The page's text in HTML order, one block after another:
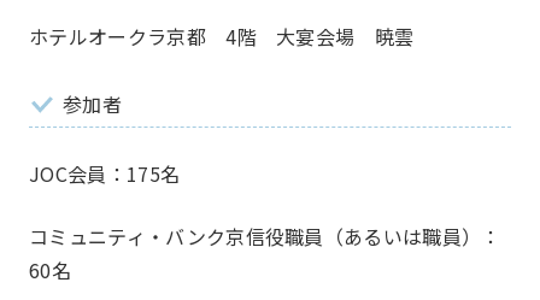
ホーム
ホテルオークラ京都 4階 大宴会場 暁雲
参加者
JOC会員：175名
コミュニティ・バンク京信役職員（あるいは職員）：
60名